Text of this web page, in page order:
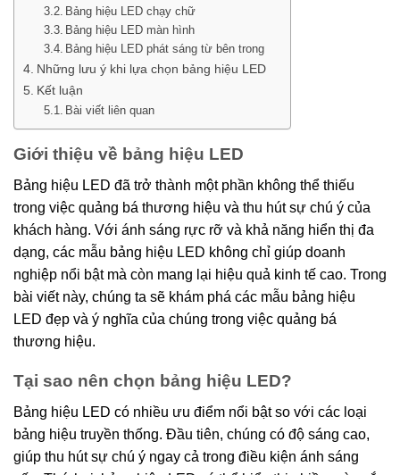
Bảng hiệu LED chạy chữ
Bảng hiệu LED màn hình
Bảng hiệu LED phát sáng từ bên trong
Những lưu ý khi lựa chọn bảng hiệu LED
Kết luận
Bài viết liên quan
Giới thiệu về bảng hiệu LED
Bảng hiệu LED đã trở thành một phần không thể thiếu
trong việc quảng bá thương hiệu và thu hút sự chú ý của
khách hàng. Với ánh sáng rực rỡ và khả năng hiển thị đa
dạng, các mẫu bảng hiệu LED không chỉ giúp doanh
nghiệp nổi bật mà còn mang lại hiệu quả kinh tế cao. Trong
bài viết này, chúng ta sẽ khám phá các mẫu bảng hiệu
LED đẹp và ý nghĩa của chúng trong việc quảng bá
thương hiệu.
Tại sao nên chọn bảng hiệu LED?
Bảng hiệu LED có nhiều ưu điểm nổi bật so với các loại
bảng hiệu truyền thống. Đầu tiên, chúng có độ sáng cao,
giúp thu hút sự chú ý ngay cả trong điều kiện ánh sáng